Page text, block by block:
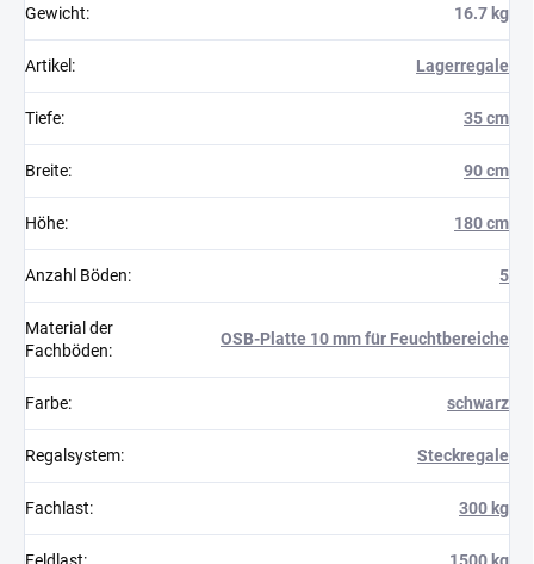
Gewicht: 16.7 kg
Artikel : Lagerregale
Tiefe: 35 cm
Breite: 90 cm
Höhe: 180 cm
Anzahl Böden: 5
Material der
Fachböden:
OSB-Platte 10 mm für Feuchtbereiche
Farbe: schwarz
Regalsystem: Steckregale
Fachlast: 300 kg